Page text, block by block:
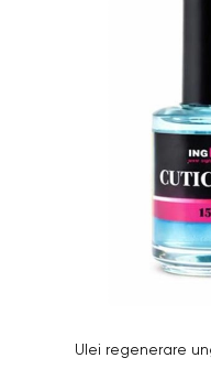
Ulei regenerare